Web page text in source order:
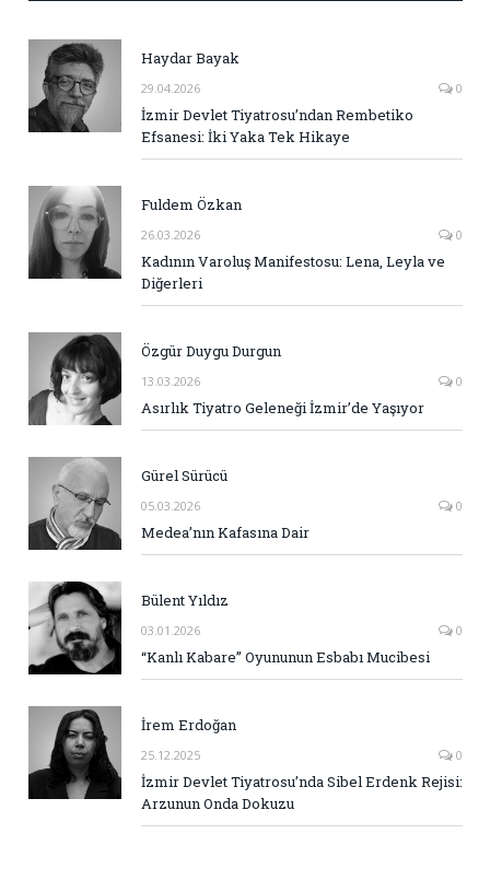
Haydar Bayak
29.04.2026 0
İzmir Devlet Tiyatrosu’ndan Rembetiko
Efsanesi: İki Yaka Tek Hikaye
Fuldem Özkan
26.03.2026 0
Kadının Varoluş Manifestosu: Lena, Leyla ve
Diğerleri
Özgür Duygu Durgun
13.03.2026 0
Asırlık Tiyatro Geleneği İzmir’de Yaşıyor
Gürel Sürücü
05.03.2026 0
Medea’nın Kafasına Dair
Bülent Yıldız
03.01.2026 0
“Kanlı Kabare” Oyununun Esbabı Mucibesi
İrem Erdoğan
25.12.2025 0
İzmir Devlet Tiyatrosu’nda Sibel Erdenk Rejisi:
Arzunun Onda Dokuzu